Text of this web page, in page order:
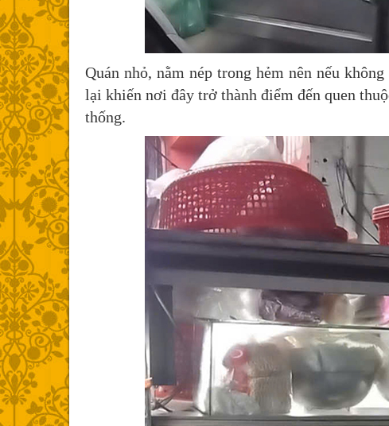
Quán nhỏ, nằm nép trong hẻm nên nếu
lại khiến nơi đây trở thành điểm đến quen
thống.